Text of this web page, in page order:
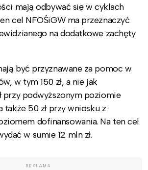
mają odbywać się w cyklach
cel NFOŚiGW ma przeznaczyć
na dodatkowe zachęty
być przyznawane za pomoc w
w tym 150 zł, a nie jak
przy podwyższonym poziomie
także 50 zł przy wniosku z
dofinansowania. Na ten cel
w sumie 12 mln zł.
REKLAMA